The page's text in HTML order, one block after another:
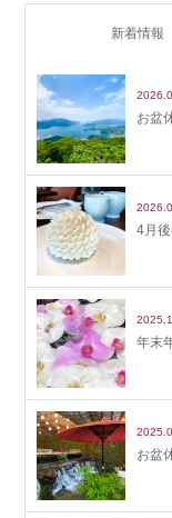
新着情報
お盆
4月
年末
お盆